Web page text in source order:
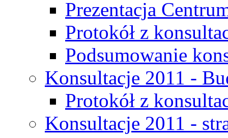
Prezentacja
Protokół z
Podsumowanie
Konsultacje 2011 -
Protokół z
Konsultacje 2011 -